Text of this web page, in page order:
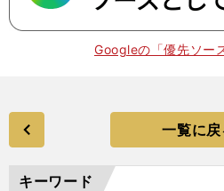
Googleの「優先ソー
一覧に戻
キーワード